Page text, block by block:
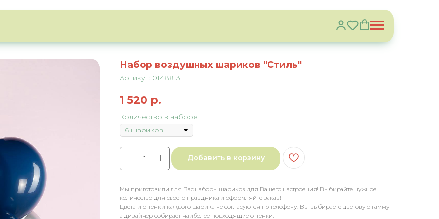
Набор воздушных шариков "Стиль"
Артикул: 0148813
1 520 р.
Количество в наборе
Добавить в корзину
Мы приготовили для Вас наборы шариков для Вашего настроения! Выбирайте нужное
количество для своего праздника и оформляйте заказ!
Цвета и оттенки каждого шарика не согласуются по телефону. Вы выбираете цветовую гамму,
а дизайнер собирает наиболее подходящие оттенки.